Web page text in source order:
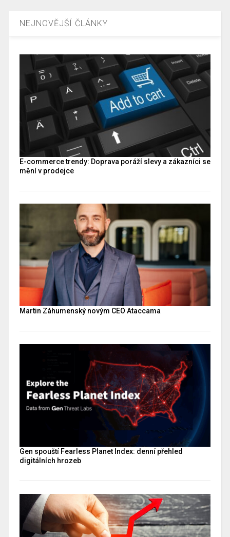
NEJNOVĚJŠÍ ČLÁNKY
E-commerce trendy: Doprava poráží slevy a zákazníci se
mění v prodejce
Martin Záhumenský novým CEO Ataccama
Gen spouští Fearless Planet Index: denní přehled
digitálních hrozeb